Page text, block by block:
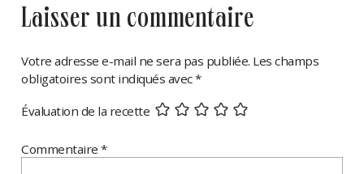
laisser un commentaire
Votre adresse e-mail ne sera pas publiée. Les champs
obligatoires sont indiqués avec*
Évaluation de la recette
Commentaire*